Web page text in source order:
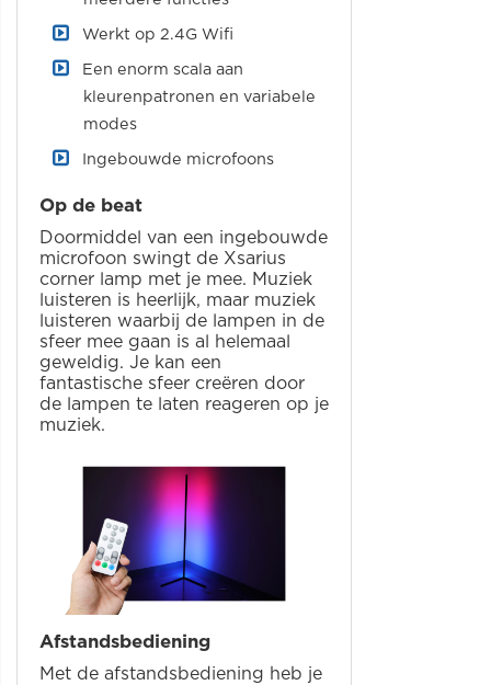
Werkt op 2.4G Wifi
Een enorm scala aan
kleurenpatronen en variabele
modes
Ingebouwde microfoons
Op de beat
Doormiddel van een ingebouwde
microfoon swingt de Xsarius
corner lamp met je mee. Muziek
luisteren is heerlijk, maar muziek
luisteren waarbij de lampen in de
sfeer mee gaan is al helemaal
geweldig. Je kan een
fantastische sfeer creëren door
de lampen te laten reageren op je
muziek.
Afstandsbediening
Met de afstandsbediening heb je